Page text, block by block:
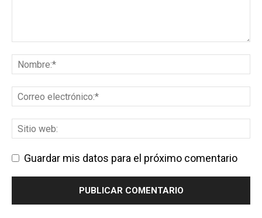
Guardar mis datos para el próximo comentario